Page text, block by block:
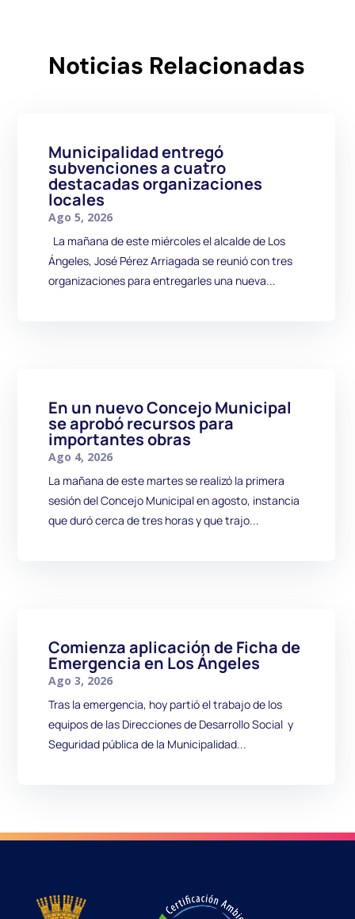
Noticias Relacionadas
Municipalidad entregó
subvenciones a cuatro
destacadas organizaciones
locales
Ago 5, 2026
La mañana de este miércoles el alcalde de Los
Ángeles, José Pérez Arriagada se reunió con tres
organizaciones para entregarles una nueva...
En un nuevo Concejo Municipal
se aprobó recursos para
importantes obras
Ago 4, 2026
La mañana de este martes se realizó la primera
sesión del Concejo Municipal en agosto, instancia
que duró cerca de tres horas y que trajo...
Comienza aplicación de Ficha de
Emergencia en Los Ángeles
Ago 3, 2026
Tras la emergencia, hoy partió el trabajo de los
equipos de las Direcciones de Desarrollo Social y
Seguridad pública de la Municipalidad...